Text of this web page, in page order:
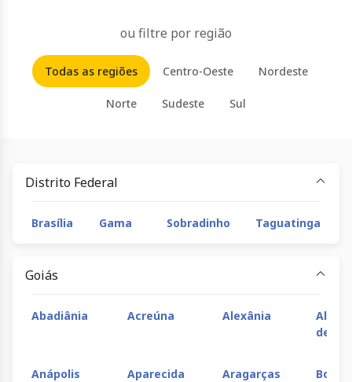
ou filtre por região
Todas as regiões Centro-Oeste Nordeste
Norte Sudeste Sul
Distrito Federal
Brasília Gama Sobradinho Taguatinga
Goiás
Abadiânia Acreúna Alexânia
Alto
de
Anápolis
Aparecida
Aragarças Bom